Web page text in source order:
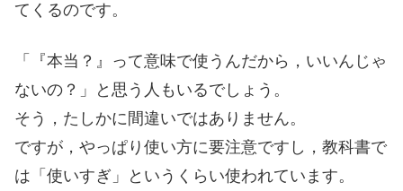
てくるのです。
「『本当？』って意味で使うんだから，いいんじゃ
ないの？」と思う人もいるでしょう。
そう，たしかに間違いではありません。
ですが，やっぱり使い方に要注意ですし，教科書で
は「使いすぎ」というくらい使われています。